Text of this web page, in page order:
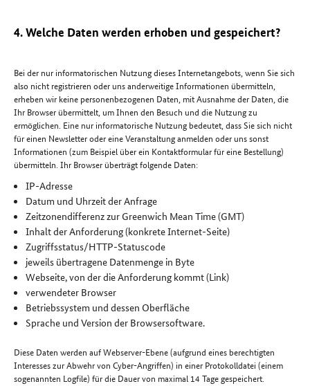
4. Welche Daten werden erhoben und gespeichert?
Bei der nur informatorischen Nutzung dieses Internetangebots, wenn Sie sich
also nicht registrieren oder uns anderweitige Informationen übermitteln,
erheben wir keine personenbezogenen Daten, mit Ausnahme der Daten, die
Ihr Browser übermittelt, um Ihnen den Besuch und die Nutzung zu
ermöglichen. Eine nur informatorische Nutzung bedeutet, dass Sie sich nicht
für einen Newsletter oder eine Veranstaltung anmelden oder uns sonst
Informationen (zum Beispiel über ein Kontaktformular für eine Bestellung)
übermitteln. Ihr Browser überträgt folgende Daten:
IP-Adresse
Datum und Uhrzeit der Anfrage
Zeitzonendifferenz zur Greenwich Mean Time (GMT)
Inhalt der Anforderung (konkrete Internet-Seite)
Zugriffsstatus/HTTP-Statuscode
jeweils übertragene Datenmenge in Byte
Webseite, von der die Anforderung kommt (Link)
verwendeter Browser
Betriebssystem und dessen Oberfläche
Sprache und Version der Browsersoftware.
Diese Daten werden auf Webserver-Ebene (aufgrund eines berechtigten
Interesses zur Abwehr von Cyber-Angriffen) in einer Protokolldatei (einem
sogenannten Logfile) für die Dauer von maximal 14 Tage gespeichert.